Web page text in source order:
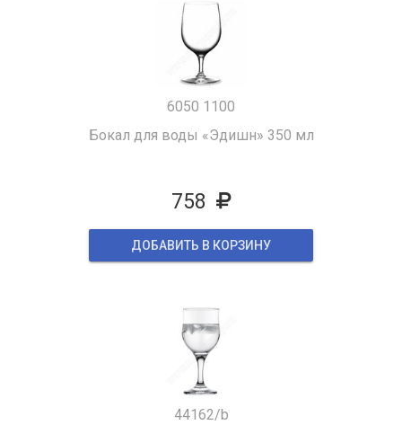
6050 1100
Бокал для воды «Эдишн» 350 мл
758
ДОБАВИТЬ В КОРЗИНУ
44162/b